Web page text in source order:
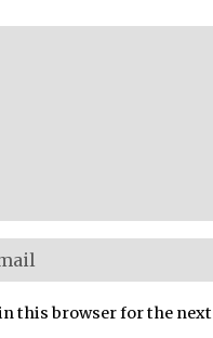
this browser for the